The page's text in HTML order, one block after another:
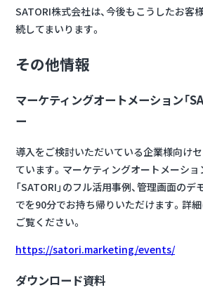
SATORI株式会社は、今後もこうしたお客
続してまいります。
その他情報
マーケティングオートメーション「
ー
導入をご検討いただいている企業様向け
ています。マーケティングオートメーショ
「SATORI」のフル活用事例、管理画面の
でを90分でお持ち帰りいただけます。詳
ご覧ください。
https://satori.marketing/events/
ダウンロード資料